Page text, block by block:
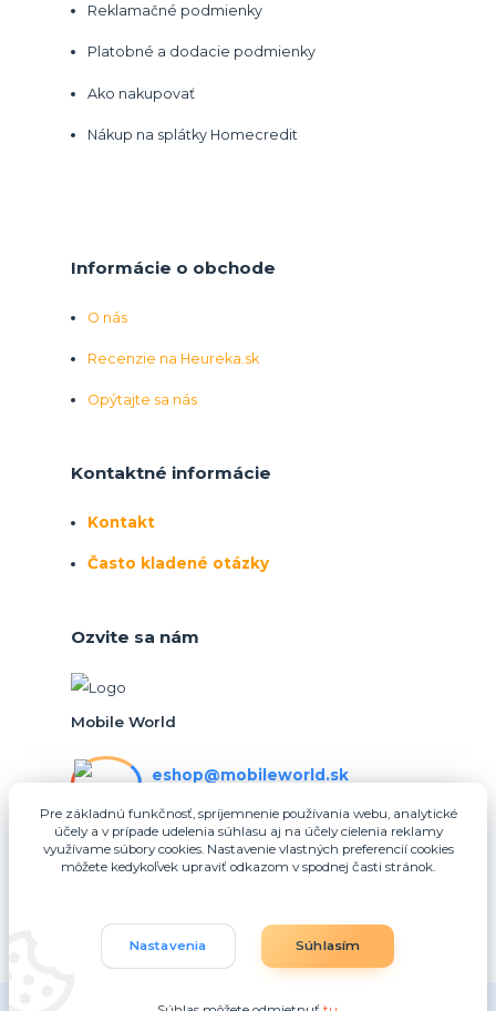
Reklamačné podmienky
Platobné a dodacie podmienky
Ako nakupovať
Nákup na splátky Homecredit
Informácie o obchode
O nás
Recenzie na Heureka.sk
Opýtajte sa nás
Kontaktné informácie
Kontakt
Často kladené otázky
Ozvite sa nám
Mobile World
eshop@mobileworld.sk
eshop@mobileworld.sk
Pre základnú funkčnosť, spríjemnenie používania webu, analytické
účely a v prípade udelenia súhlasu aj na účely cielenia reklamy
využívame súbory cookies. Nastavenie vlastných preferencií cookies
môžete kedykoľvek upraviť odkazom v spodnej časti stránok.
Nastavenia Súhlasím